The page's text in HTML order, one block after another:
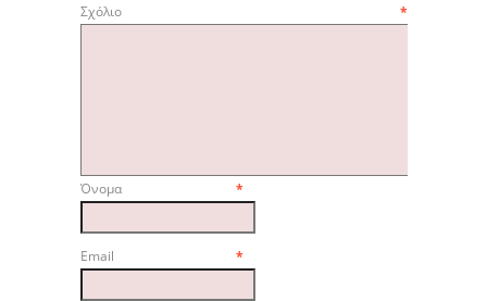
Σχόλιο *
Όνομα*
Email*